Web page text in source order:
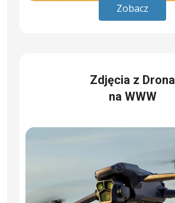
Zobacz
Zdjęcia z Drona
na WWW